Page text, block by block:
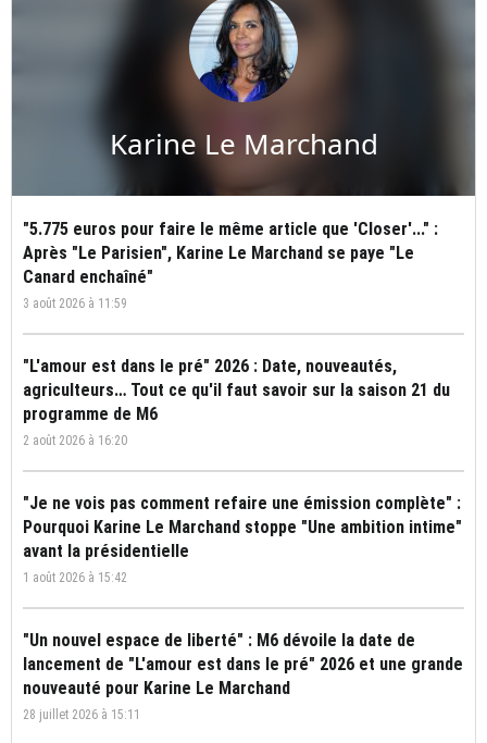
Karine Le Marchand
"5.775 euros pour faire le même article que 'Closer'..." :
Après "Le Parisien", Karine Le Marchand se paye "Le
Canard enchaîné"
3 août 2026 à 11:59
"L'amour est dans le pré" 2026 : Date, nouveautés,
agriculteurs… Tout ce qu'il faut savoir sur la saison 21 du
programme de M6
2 août 2026 à 16:20
"Je ne vois pas comment refaire une émission complète" :
Pourquoi Karine Le Marchand stoppe "Une ambition intime"
avant la présidentielle
1 août 2026 à 15:42
"Un nouvel espace de liberté" : M6 dévoile la date de
lancement de "L'amour est dans le pré" 2026 et une grande
nouveauté pour Karine Le Marchand
28 juillet 2026 à 15:11